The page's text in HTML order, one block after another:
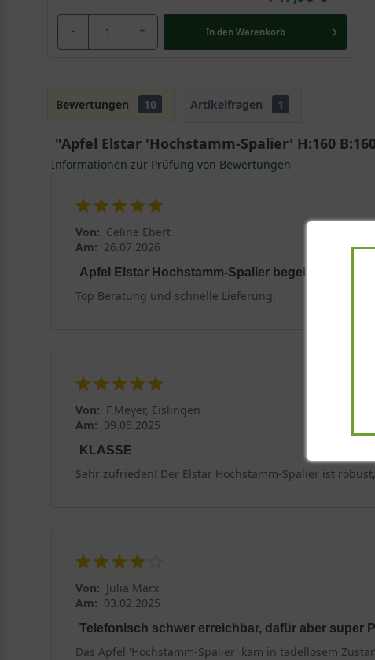
- + In den Warenkorb
Bewertungen 10 Artikelfragen 1
"Apfel Elstar 'Hochstamm-Spalier' H:160
Informationen zur Prüfung von Bewertungen
Von: Celine Ebert
Am: 26.07.2026
Apfel Elstar Hochstamm-Spalier begeistert
Top Beratung und schnelle Lieferung.
Von: F.Meyer, Eislingen
Am: 09.05.2025
KLASSE
Sehr zufrieden! Der Elstar Hochstamm-Spalier ist
Von: Julia Marx
Am: 03.02.2025
Telefonisch schwer erreichbar, dafür aber super
Das Apfel 'Hochstamm-Spalier' kam in tadellosem